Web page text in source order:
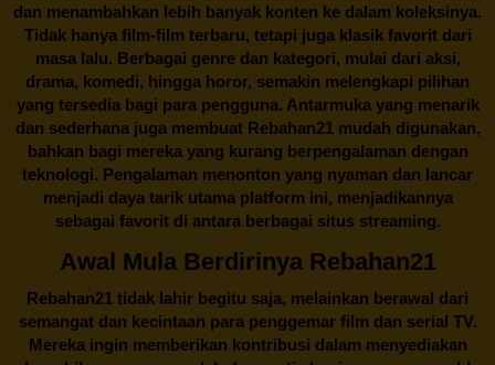
dan menambahkan lebih banyak konten ke dalam koleksinya.
Tidak hanya film-film terbaru, tetapi juga klasik favorit dari
masa lalu. Berbagai genre dan kategori, mulai dari aksi,
drama, komedi, hingga horor, semakin melengkapi pilihan
yang tersedia bagi para pengguna. Antarmuka yang menarik
dan sederhana juga membuatRebahan21mudah digunakan,
bahkan bagi mereka yang kurang berpengalaman dengan
teknologi. Pengalaman menonton yang nyaman dan lancar
menjadi daya tarik utama platform ini, menjadikannya
sebagai favorit di antara berbagai situs streaming.
Awal Mula Berdirinya Rebahan21
Rebahan21 tidak lahir begitu saja, melainkan berawal dari
semangat dan kecintaan para penggemar film dan serial TV.
Mereka ingin memberikan kontribusi dalam menyediakan